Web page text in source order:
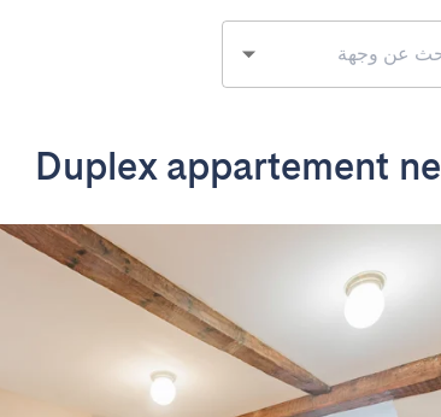
Duplex appartement